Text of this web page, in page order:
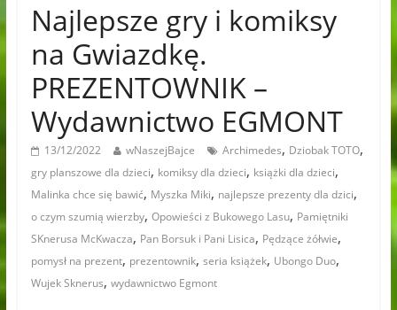
Najlepsze gry i komiksy
na Gwiazdkę.
PREZENTOWNIK –
Wydawnictwo EGMONT
13/12/2022 wNaszejBajce Archimedes, Dziobak TOTO,
gry planszowe dla dzieci, komiksy dla dzieci, książki dla dzieci,
Malinka chce się bawić, Myszka Miki, najlepsze prezenty dla dzici,
o czym szumią wierzby, Opowieści z Bukowego Lasu, Pamiętniki
SKnerusa McKwacza, Pan Borsuk i Pani Lisica, Pędzące żółwie,
pomysł na prezent, prezentownik, seria książek, Ubongo Duo,
Wujek Sknerus, wydawnictwo Egmont